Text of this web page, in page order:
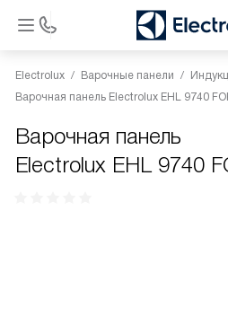
Electrolux Варочные панели
Варочная панель Electrolux EHL 9740
Варочная панель
Electrolux EHL 9740